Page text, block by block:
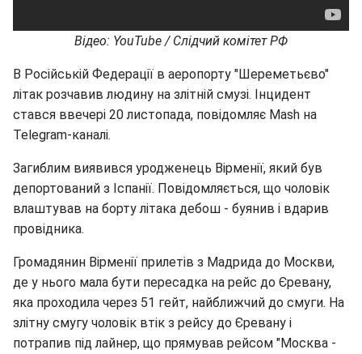
Відео: YouTube / Слідчий комітет РФ
В Російській Федерації в аеропорту "Шереметьєво"
літак розчавив людину на злітній смузі. Інцидент
стався ввечері 20 листопада, повідомляє Mash на
Telegram-каналі.
Загиблим виявився уродженець Вірменії, який був
депортований з Іспанії. Повідомляється, що чоловік
влаштував на борту літака дебош - буянив і вдарив
провідника.
Громадянин Вірменії прилетів з Мадрида до Москви,
де у нього мала бути пересадка на рейс до Єревану,
яка проходила через 51 гейт, найближчий до смуги. На
злітну смугу чоловік втік з рейсу до Єревану і
потрапив під лайнер, що прямував рейсом "Москва -